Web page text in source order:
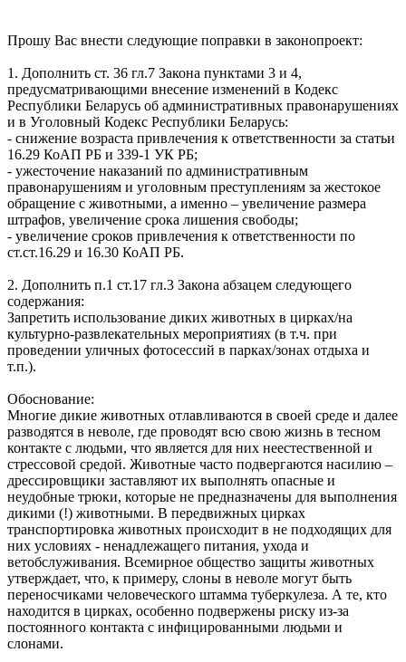
Прошу Вас внести следующие поправки в законопроект:
1. Дополнить ст. 36 гл.7 Закона пунктами 3 и 4,
предусматривающими внесение изменений в Кодекс
Республики Беларусь об административных правонарушениях
и в Уголовный Кодекс Республики Беларусь:
- снижение возраста привлечения к ответственности за статьи
16.29 КоАП РБ и 339-1 УК РБ;
- ужесточение наказаний по административным
правонарушениям и уголовным преступлениям за жестокое
обращение с животными, а именно – увеличение размера
штрафов, увеличение срока лишения свободы;
- увеличение сроков привлечения к ответственности по
ст.ст.16.29 и 16.30 КоАП РБ.
2. Дополнить п.1 ст.17 гл.3 Закона абзацем следующего
содержания:
Запретить использование диких животных в цирках/на
культурно-развлекательных мероприятиях (в т.ч. при
проведении уличных фотосессий в парках/зонах отдыха и
т.п.).
Обоснование:
Многие дикие животных отлавливаются в своей среде и далее
разводятся в неволе, где проводят всю свою жизнь в тесном
контакте с людьми, что является для них неестественной и
стрессовой средой. Животные часто подвергаются насилию –
дрессировщики заставляют их выполнять опасные и
неудобные трюки, которые не предназначены для выполнения
дикими (!) животными. В передвижных цирках
транспортировка животных происходит в не подходящих для
них условиях - ненадлежащего питания, ухода и
ветобслуживания. Всемирное общество защиты животных
утверждает, что, к примеру, слоны в неволе могут быть
переносчиками человеческого штамма туберкулеза. А те, кто
находится в цирках, особенно подвержены риску из-за
постоянного контакта с инфицированными людьми и
слонами.